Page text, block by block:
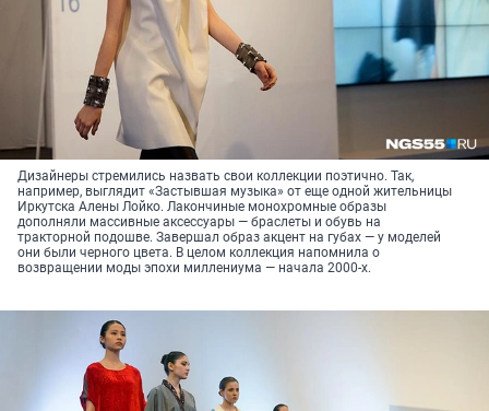
Дизайнеры стремились назвать свои коллекции поэтично. Так,
например, выглядит «Застывшая музыка» от еще одной жительницы
Иркутска Алены Лойко. Лакончиные монохромные образы
дополняли массивные аксессуары — браслеты и обувь на
тракторной подошве. Завершал образ акцент на губах — у моделей
они были черного цвета. В целом коллекция напомнила о
возвращении моды эпохи миллениума — начала 2000-х.